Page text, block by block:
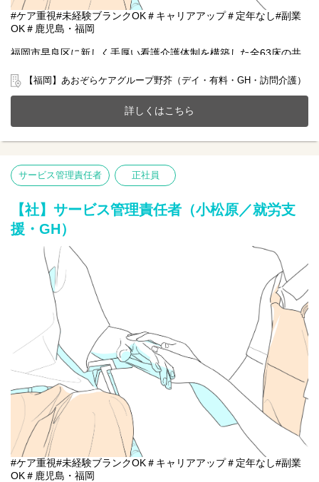
#ケア重視#未経験ブランクOK＃キャリアアップ＃定年なし#副業
OK＃鹿児島・福岡
福岡市早良区に新しく手厚い看護介護体制を構築した全63床の共
20～70代まで幅広い年齢層の方が活躍中です。
今までのご経験やスキルを当社で発揮して頂ける方を募集してい
【仕事内容】サービス管理責任者業務全般
●個別支援計画書の作成
●生活支援、相談業務
●医療機関や行政など関係機関との連携
【福岡】あおぞらケアグループ野芥（デイ・有料・GH・訪問介護）
詳しくはこちら
サービス管理責任者 正社員
【社】サービス管理責任者（小松原／就労支
援・GH）
#ケア重視#未経験ブランクOK＃キャリアアップ＃定年なし#副業
OK＃鹿児島・福岡